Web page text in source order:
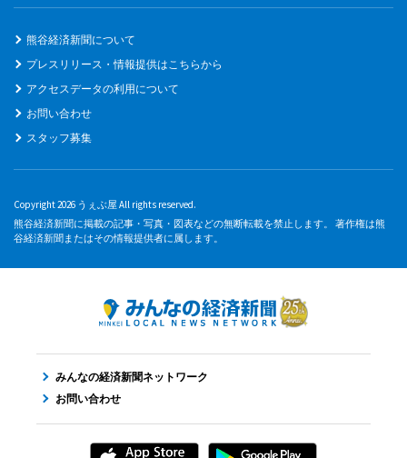
熊谷経済新聞について
プレスリリース・情報提供はこちらから
アクセスデータの利用について
お問い合わせ
スタッフ募集
Copyright 2026 うぇぶ屋 All rights reserved.
熊谷経済新聞に掲載の記事・写真・図表などの無断転載を禁止します。 著作権は熊
谷経済新聞またはその情報提供者に属します。
みんなの経済新聞ネットワーク
お問い合わせ